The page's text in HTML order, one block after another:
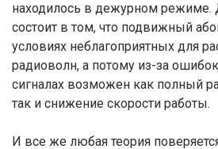
находилось в дежурном режиме.
состоит в том, что подвижный
условиях неблагоприятных для
радиоволн, а потому из-за
сигналах возможен как полный
так и снижение скорости работы.
И все же любая теория